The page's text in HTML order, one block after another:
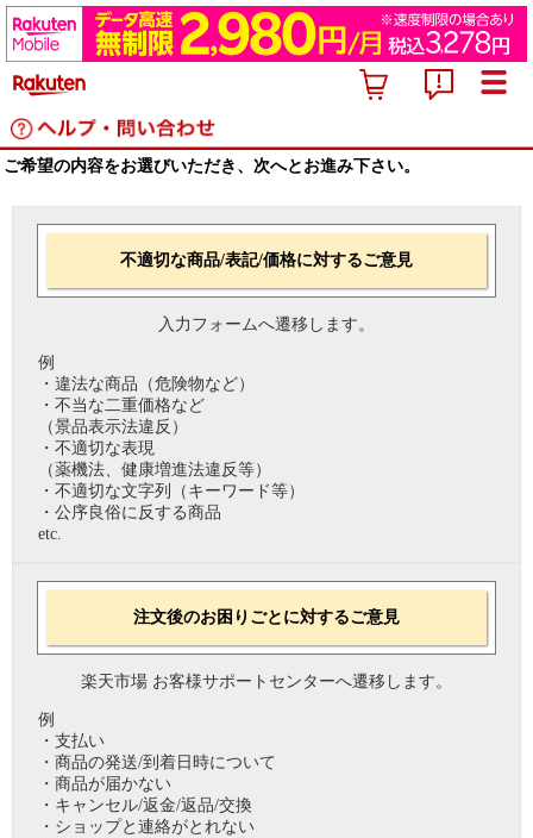
ご希望の内容をお選びいただき、次へとお進み下さい。
不適切な商品/表記/価格に対するご意見
入力フォームへ遷移します。
例
・違法な商品（危険物など）
・不当な二重価格など
（景品表示法違反）
・不適切な表現
（薬機法、健康増進法違反等）
・不適切な文字列（キーワード等）
・公序良俗に反する商品
etc.
注文後のお困りごとに対するご意見
楽天市場 お客様サポートセンターへ遷移します。
例
・支払い
・商品の発送/到着日時について
・商品が届かない
・キャンセル/返金/返品/交換
・ショップと連絡がとれない